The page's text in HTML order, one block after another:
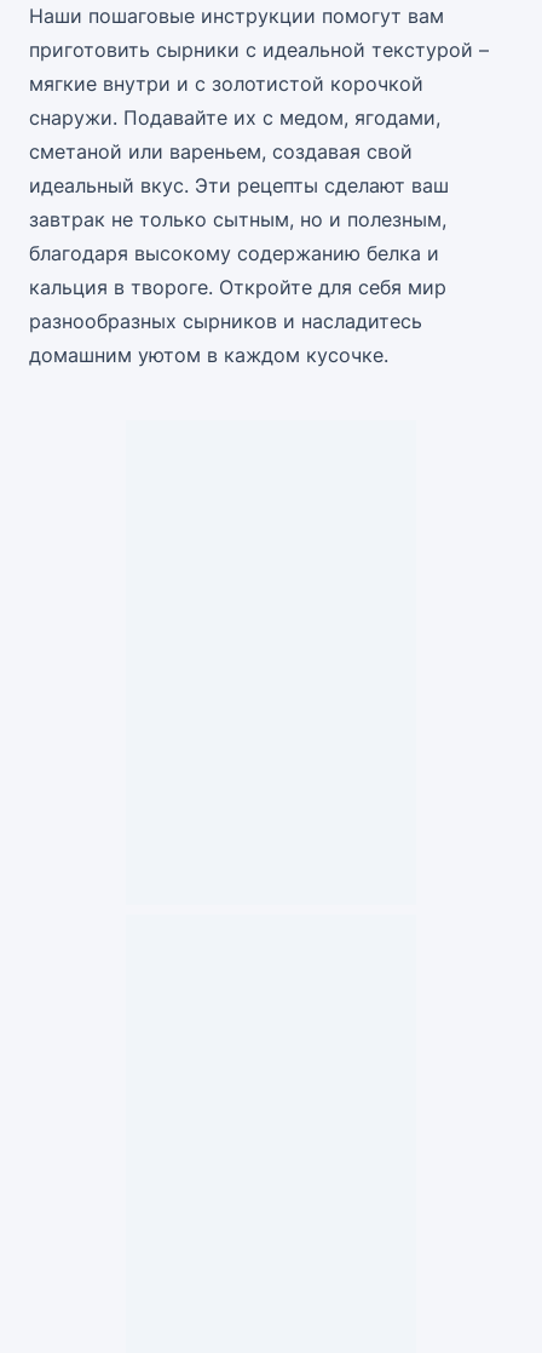
Наши пошаговые инструкции помогут вам
приготовить сырники с идеальной текстурой –
мягкие внутри и с золотистой корочкой
снаружи. Подавайте их с медом, ягодами,
сметаной или вареньем, создавая свой
идеальный вкус. Эти рецепты сделают ваш
завтрак не только сытным, но и полезным,
благодаря высокому содержанию белка и
кальция в твороге. Откройте для себя мир
разнообразных сырников и насладитесь
домашним уютом в каждом кусочке.